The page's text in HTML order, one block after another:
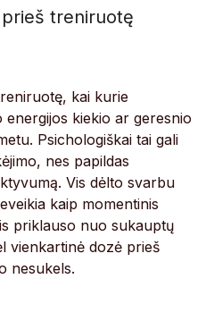
treniruotę
kai kurie
energijos kiekio ar geresnio
Psichologiškai tai gali
nes papildas
Vis dėlto svarbu
kaip momentinis
priklauso nuo sukauptų
vienkartinė dozė prieš
nesukels.